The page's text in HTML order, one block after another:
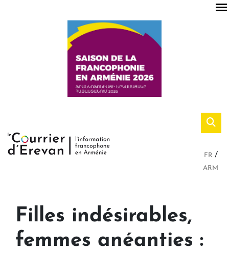
FR
ARM
Filles indésirables,
femmes anéanties :